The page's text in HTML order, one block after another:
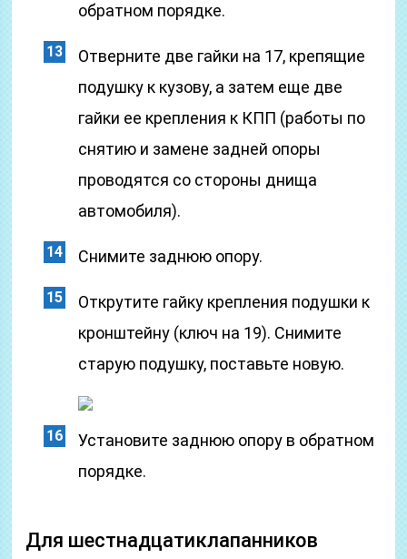
обратном порядке.
Отверните две гайки на 17, крепящие
подушку к кузову, а затем еще две
гайки ее крепления к КПП (работы по
снятию и замене задней опоры
проводятся со стороны днища
автомобиля).
Снимите заднюю опору.
Открутите гайку крепления подушки к
кронштейну (ключ на 19). Снимите
старую подушку, поставьте новую.
Установите заднюю опору в обратном
порядке.
Для шестнадцатиклапанников